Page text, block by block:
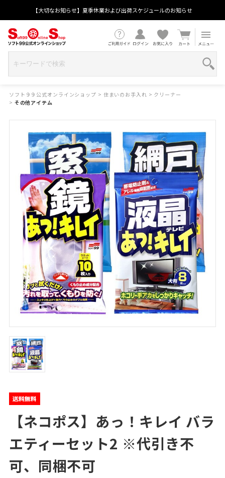
【大切なお知らせ】夏季休業および出荷スケジュールのお知らせ
ソフト９９公式オンラインショップ > 住まいのお手入れ > クリーナー
> その他アイテム
【ネコポス】あっ！キレイ バラ
エティーセット2 ※代引き不
可、同梱不可